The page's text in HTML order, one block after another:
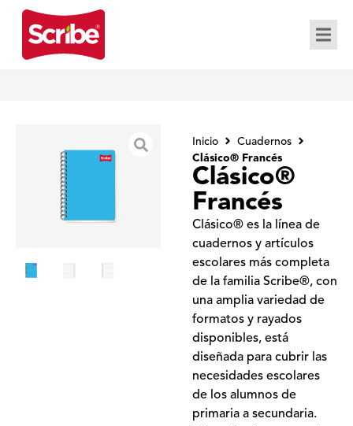
Inicio
Cuadernos
Clásico® Francés
Clásico®
Francés
Clásico® es la línea de
cuadernos y artículos
escolares más completa
de la familia Scribe®, con
una amplia variedad de
formatos y rayados
disponibles, está
diseñada para cubrir las
necesidades escolares
de los alumnos de
primaria a secundaria.